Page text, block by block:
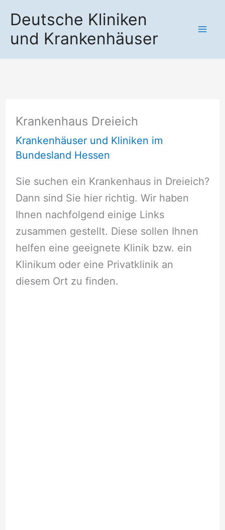
Inhalt
springen
Deutsche Kliniken
und Krankenhäuser
Krankenhaus Dreieich
Krankenhäuser und Kliniken im
Bundesland Hessen
Sie suchen ein Krankenhaus in Dreieich?
Dann sind Sie hier richtig. Wir haben
Ihnen nachfolgend einige Links
zusammen gestellt. Diese sollen Ihnen
helfen eine geeignete Klinik bzw. ein
Klinikum oder eine Privatklinik an
diesem Ort zu finden.